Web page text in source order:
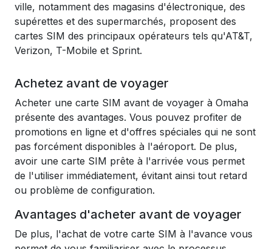
ville, notamment des magasins d'électronique, des
supérettes et des supermarchés, proposent des
cartes SIM des principaux opérateurs tels qu'AT&T,
Verizon, T-Mobile et Sprint.
Achetez avant de voyager
Acheter une carte SIM avant de voyager à Omaha
présente des avantages. Vous pouvez profiter de
promotions en ligne et d'offres spéciales qui ne sont
pas forcément disponibles à l'aéroport. De plus,
avoir une carte SIM prête à l'arrivée vous permet
de l'utiliser immédiatement, évitant ainsi tout retard
ou problème de configuration.
Avantages d'acheter avant de voyager
De plus, l'achat de votre carte SIM à l'avance vous